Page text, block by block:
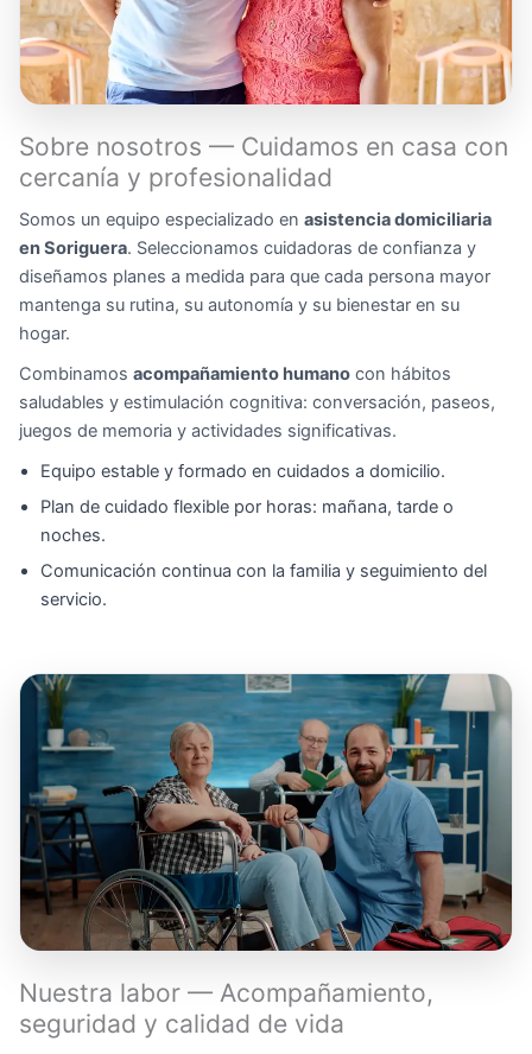
Sobre nosotros — Cuidamos en casa con
cercanía y profesionalidad
Somos un equipo especializado en asistencia domiciliaria
en Soriguera. Seleccionamos cuidadoras de confianza y
diseñamos planes a medida para que cada persona mayor
mantenga su rutina, su autonomía y su bienestar en su
hogar.
Combinamos acompañamiento humano con hábitos
saludables y estimulación cognitiva: conversación, paseos,
juegos de memoria y actividades significativas.
Equipo estable y formado en cuidados a domicilio.
Plan de cuidado flexible por horas: mañana, tarde o
noches.
Comunicación continua con la familia y seguimiento del
servicio.
Nuestra labor — Acompañamiento,
seguridad y calidad de vida